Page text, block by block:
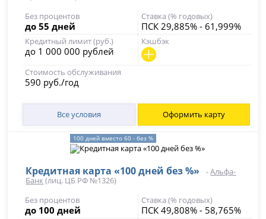
Без процентов
до 55 дней
Ставка (% годовых)
ПСК 29,885% - 61,999%
Кредитный лимит (руб.)
до 1 000 000 рублей
Кэшбэк
Стоимость обслуживания
590 руб./год
Все условия Оформить карту
100 дней вместо 60 - без %
Кредитная карта «100 дней без %» -Альфа-
Банк (лиц. ЦБ РФ №1326)
Без процентов
до 100 дней
Ставка (% годовых)
ПСК 49,808% - 58,765%